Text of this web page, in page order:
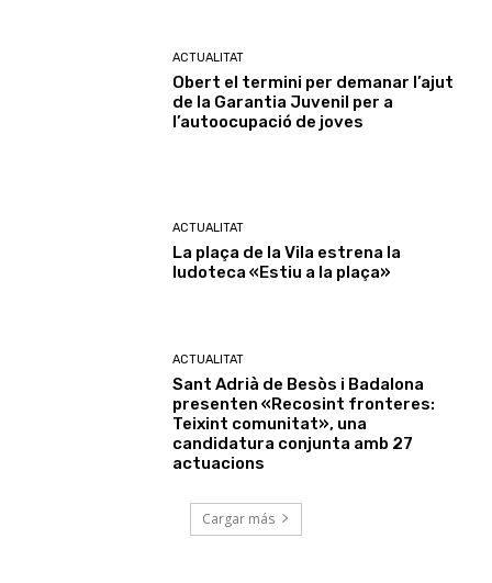
ACTUALITAT
Obert el termini per demanar l’ajut
de la Garantia Juvenil per a
l’autoocupació de joves
ACTUALITAT
La plaça de la Vila estrena la
ludoteca «Estiu a la plaça»
ACTUALITAT
Sant Adrià de Besòs i Badalona
presenten «Recosint fronteres:
Teixint comunitat», una
candidatura conjunta amb 27
actuacions
Cargar más